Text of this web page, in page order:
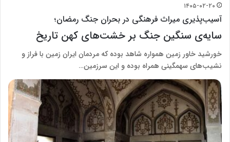
۱۴۰۵-۰۲-۲۰
آسیب‌پذیری میراث فرهنگی در بحران جنگ رمضان؛
سایه‌ی سنگین جنگ بر خشت‌های کهن تاریخ
خورشید خاور زمین همواره شاهد بوده که مردمان ایران زمین با فراز و
نشیب‌های سهمگینی همراه بوده و این سرزمین…